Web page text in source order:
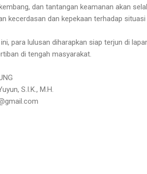
dan tantangan keamanan akan
kecerdasan dan kepekaan terhadap situasi
para lulusan diharapkan siap terjun di
di tengah masyarakat.
S.I.K., M.H.